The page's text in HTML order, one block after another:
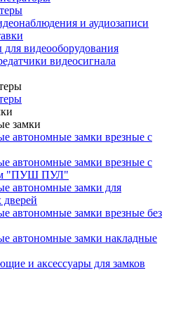
и аудиозаписи
для видеооборудования
видеосигнала
замки
автономные замки врезные с
автономные замки врезные с
"ПУШ ПУЛ"
автономные замки для
дверей
автономные замки врезные без
автономные замки накладные
и аксессуары для замков